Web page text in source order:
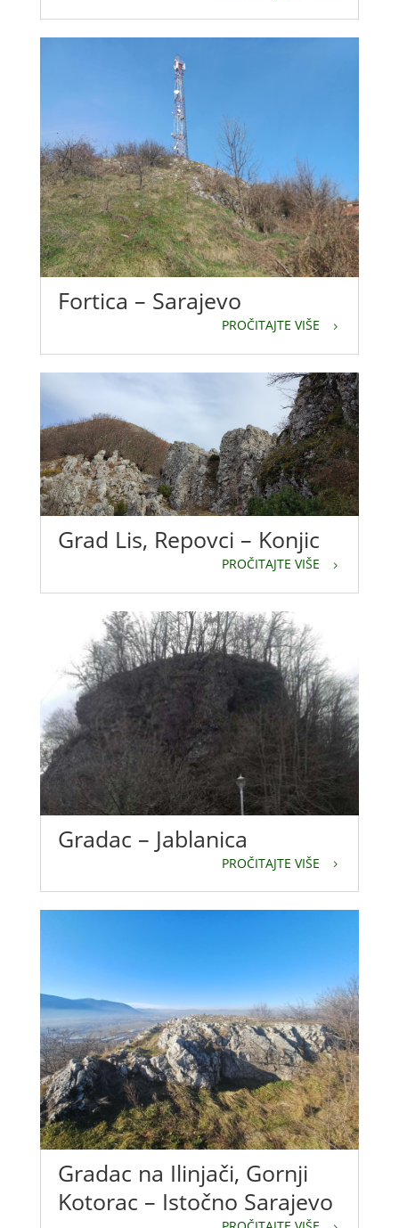
Fortica – Sarajevo
PROČITAJTE VIŠE
Grad Lis, Repovci – Konjic
PROČITAJTE VIŠE
Gradac – Jablanica
PROČITAJTE VIŠE
Gradac na Ilinjači, Gornji
Kotorac – Istočno Sarajevo